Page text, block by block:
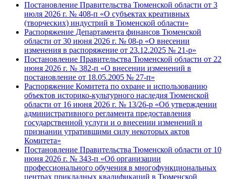
Постановление Правительства Тюменской области от 3
июля 2026 г. № 408-п «О субъектах креативных
(творческих) индустрий в Тюменской области»
Распоряжение Департамента финансов Тюменской
области от 30 июня 2026 г. № 08-р «О внесении
изменения в распоряжение от 23.12.2025 № 21-р»
Постановление Правительства Тюменской области от 22
июня 2026 г. № 382-п «О внесении изменений в
постановление от 18.05.2005 № 27-п»
Распоряжение Комитета по охране и использованию
объектов историко-культурного наследия Тюменской
области от 16 июня 2026 г. № 13/26-р «Об утверждении
административного регламента предоставления
государственной услуги и о внесении изменений и
признании утратившими силу некоторых актов
Комитета»
Постановление Правительства Тюменской области от 10
июня 2026 г. № 343-п «Об организации
профессионального обучения в многофункциональных
центрах прикладных квалификаций в Тюменской